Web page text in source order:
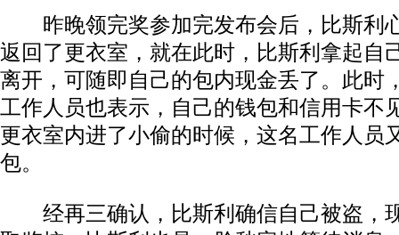
昨晚领完奖参加完发布会后，比斯利
返回了更衣室，就在此时，比斯利拿起自
离开，可随即自己的包内现金丢了。此时
工作人员也表示，自己的钱包和信用卡不
更衣室内进了小偷的时候，这名工作人员
包。
经再三确认，比斯利确信自己被盗，